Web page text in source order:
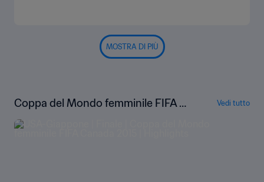
MOSTRA DI PIÙ
Coppa del Mondo femminile FIFA C
anada 2015 | Highlights
Vedi tutto